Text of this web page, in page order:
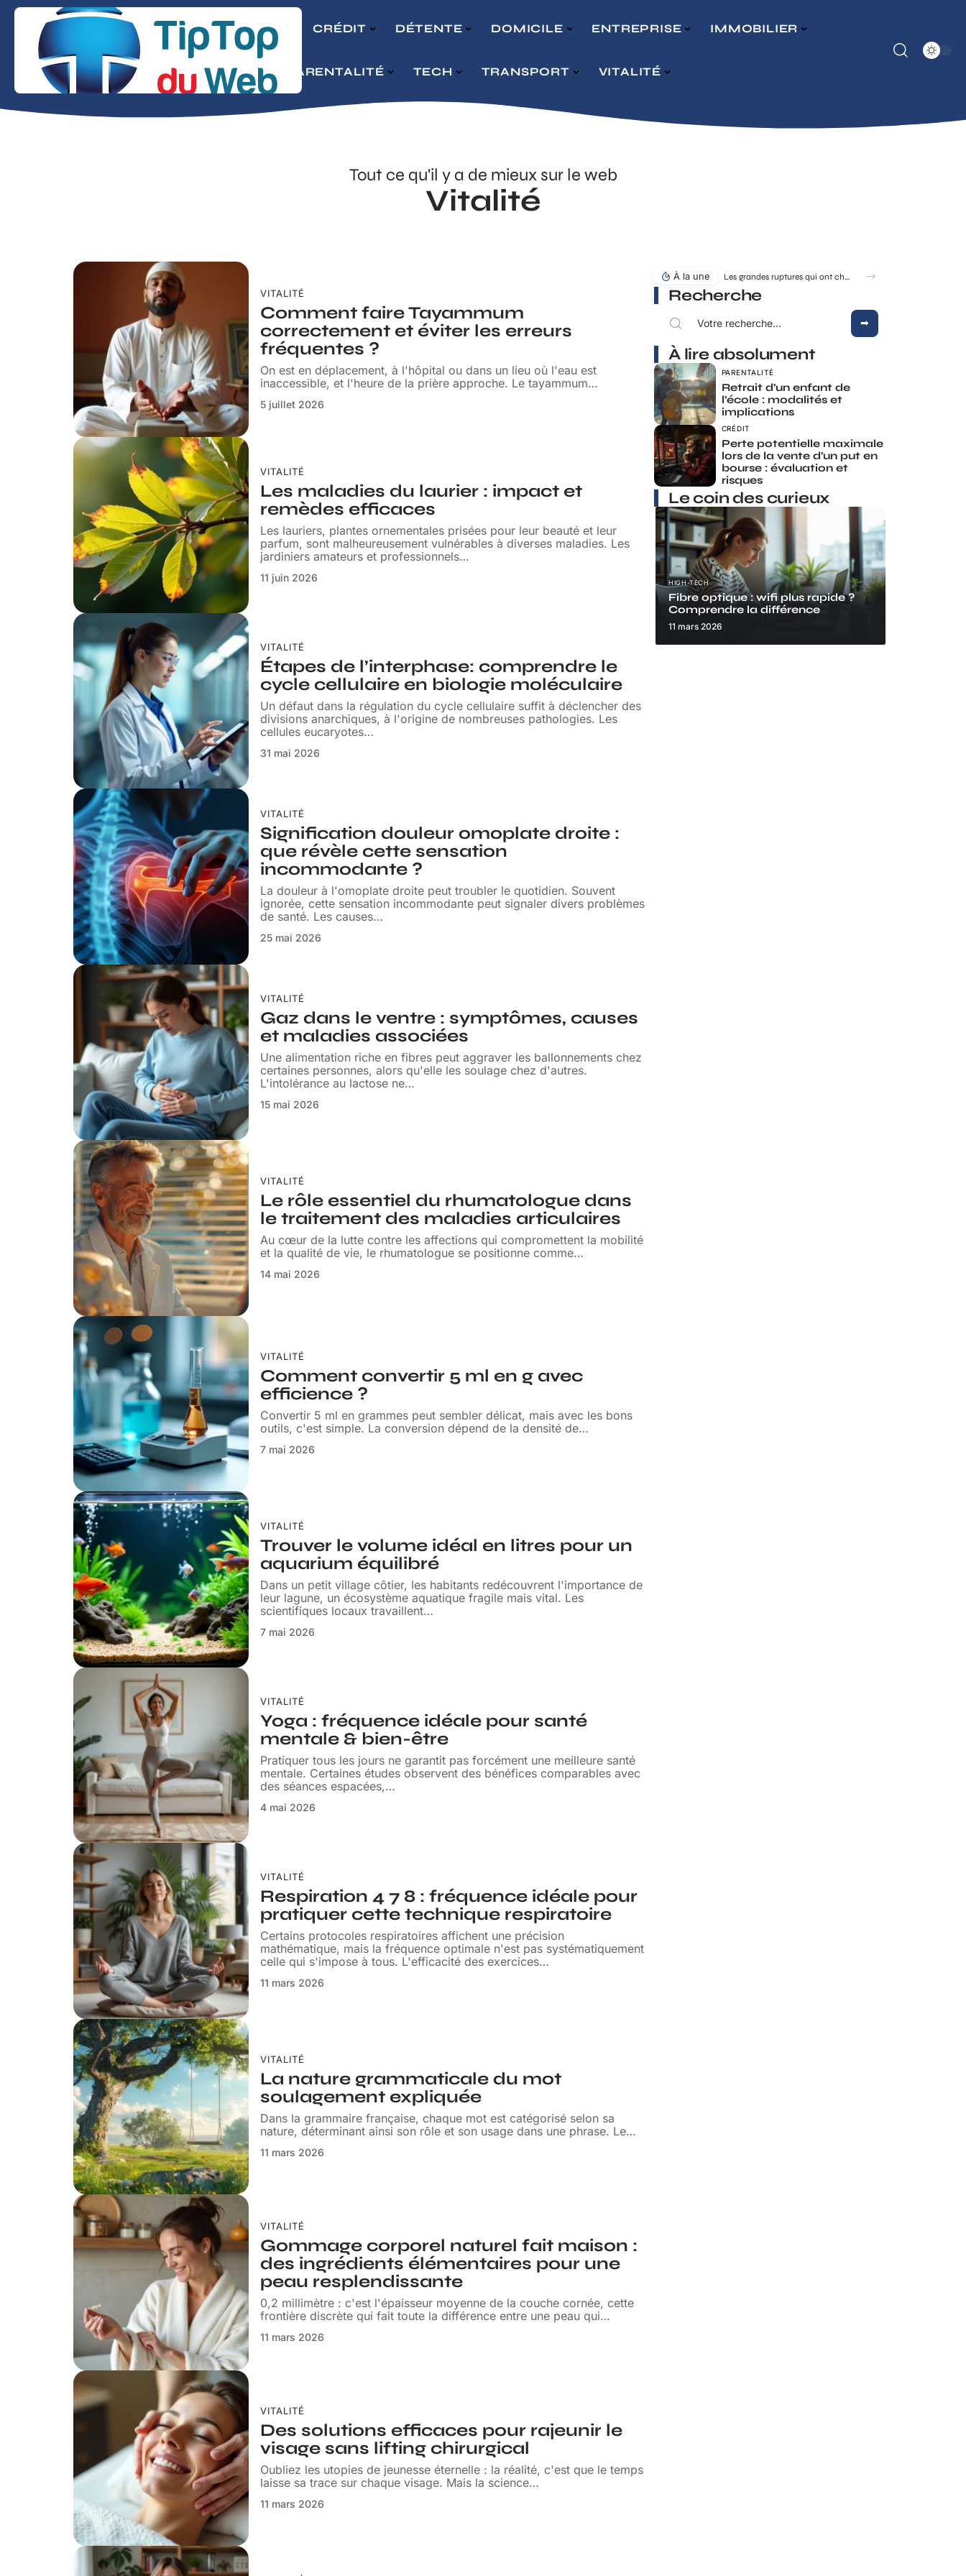
CONSEILS CRÉDIT DÉTENTE DOMICILE ENTREPRISE IMMOBILIER
MODE PARENTALITÉ TECH TRANSPORT VITALITÉ
Tout ce qu'il y a de mieux sur le web
Vitalité
VITALITÉ
Comment faire Tayammum
correctement et éviter les erreurs
fréquentes ?
On est en déplacement, à l'hôpital ou dans un lieu où l'eau est
inaccessible, et l'heure de la prière approche. Le tayammum…
5 juillet 2026
VITALITÉ
Les maladies du laurier : impact et
remèdes efficaces
Les lauriers, plantes ornementales prisées pour leur beauté et leur
parfum, sont malheureusement vulnérables à diverses maladies. Les
jardiniers amateurs et professionnels…
11 juin 2026
VITALITÉ
Étapes de l’interphase: comprendre le
cycle cellulaire en biologie moléculaire
Un défaut dans la régulation du cycle cellulaire suffit à déclencher des
divisions anarchiques, à l'origine de nombreuses pathologies. Les
cellules eucaryotes…
31 mai 2026
VITALITÉ
Signification douleur omoplate droite :
que révèle cette sensation
incommodante ?
La douleur à l'omoplate droite peut troubler le quotidien. Souvent
ignorée, cette sensation incommodante peut signaler divers problèmes
de santé. Les causes…
25 mai 2026
VITALITÉ
Gaz dans le ventre : symptômes, causes
et maladies associées
Une alimentation riche en fibres peut aggraver les ballonnements chez
certaines personnes, alors qu'elle les soulage chez d'autres.
L'intolérance au lactose ne…
15 mai 2026
VITALITÉ
Le rôle essentiel du rhumatologue dans
le traitement des maladies articulaires
Au cœur de la lutte contre les affections qui compromettent la mobilité
et la qualité de vie, le rhumatologue se positionne comme…
14 mai 2026
VITALITÉ
Comment convertir 5 ml en g avec
efficience ?
Convertir 5 ml en grammes peut sembler délicat, mais avec les bons
outils, c'est simple. La conversion dépend de la densité de…
7 mai 2026
VITALITÉ
Trouver le volume idéal en litres pour un
aquarium équilibré
Dans un petit village côtier, les habitants redécouvrent l'importance de
leur lagune, un écosystème aquatique fragile mais vital. Les
scientifiques locaux travaillent…
7 mai 2026
VITALITÉ
Yoga : fréquence idéale pour santé
mentale & bien-être
Pratiquer tous les jours ne garantit pas forcément une meilleure santé
mentale. Certaines études observent des bénéfices comparables avec
des séances espacées,…
4 mai 2026
VITALITÉ
Respiration 4 7 8 : fréquence idéale pour
pratiquer cette technique respiratoire
Certains protocoles respiratoires affichent une précision
mathématique, mais la fréquence optimale n'est pas systématiquement
celle qui s'impose à tous. L'efficacité des exercices…
11 mars 2026
VITALITÉ
La nature grammaticale du mot
soulagement expliquée
Dans la grammaire française, chaque mot est catégorisé selon sa
nature, déterminant ainsi son rôle et son usage dans une phrase. Le…
11 mars 2026
VITALITÉ
Gommage corporel naturel fait maison :
des ingrédients élémentaires pour une
peau resplendissante
0,2 millimètre : c'est l'épaisseur moyenne de la couche cornée, cette
frontière discrète qui fait toute la différence entre une peau qui…
11 mars 2026
VITALITÉ
Des solutions efficaces pour rajeunir le
visage sans lifting chirurgical
Oubliez les utopies de jeunesse éternelle : la réalité, c'est que le temps
laisse sa trace sur chaque visage. Mais la science…
11 mars 2026
À la une Les grandes ruptures qui ont changé la dynastie des rois de France
Recherche
À lire absolument
PARENTALITÉ
Retrait d’un enfant de
l’école : modalités et
implications
CRÉDIT
Perte potentielle maximale
lors de la vente d’un put en
bourse : évaluation et
risques
Le coin des curieux
HIGH-TECH
Fibre optique : wifi plus rapide ?
Comprendre la différence
11 mars 2026